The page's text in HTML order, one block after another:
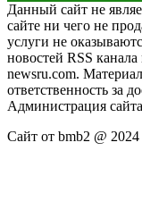
Данный сайт не
сайте ни чего не
услуги не
новостей RSS
newsru.com.
ответственность за
Администрация
Сайт от bmb2 @ 2024